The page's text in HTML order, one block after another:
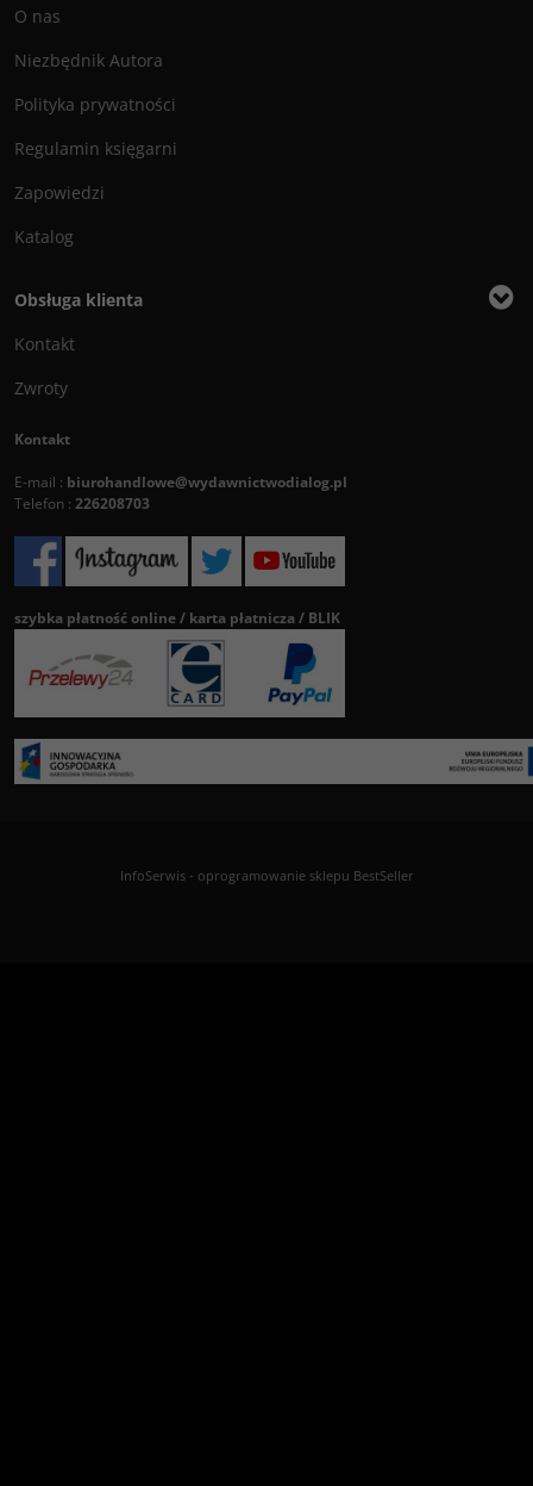
O nas
Niezbędnik Autora
Polityka prywatności
Regulamin księgarni
Zapowiedzi
Katalog
Obsługa klienta
Kontakt
Zwroty
Kontakt
E-mail : biurohandlowe@wydawnictwodialog.pl
Telefon : 226208703
szybka płatność online / karta płatnicza / BLIK
InfoSerwis- oprogramowanie sklepu BestSeller